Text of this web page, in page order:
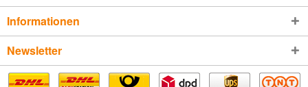
Informationen
Newsletter